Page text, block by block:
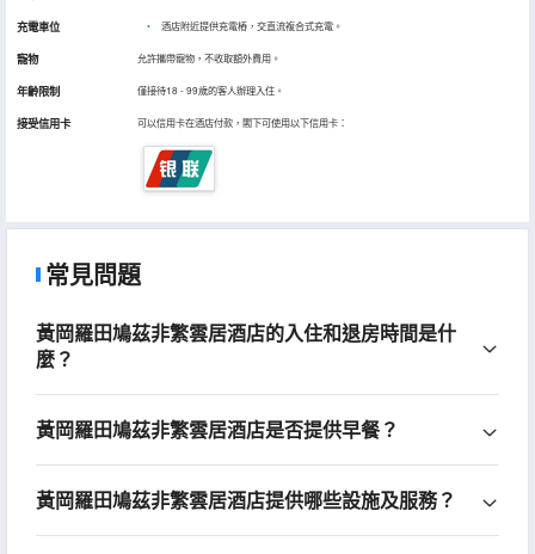
充電車位 • 酒店附近提供充電樁，交直流複合式充電。
寵物 允許攜帶寵物，不收取額外費用。
年齡限制 僅接待18 - 99歲的客人辦理入住。
接受信用卡 可以信用卡在酒店付款，閣下可使用以下信用卡：
常見問題
黃岡羅田鳩茲非繁雲居酒店的入住和退房時間是什
麼？
黃岡羅田鳩茲非繁雲居酒店是否提供早餐？
黃岡羅田鳩茲非繁雲居酒店提供哪些設施及服務？